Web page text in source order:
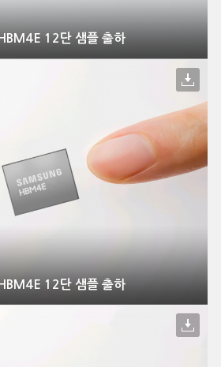
12단 샘플 출하
12단 샘플 출하